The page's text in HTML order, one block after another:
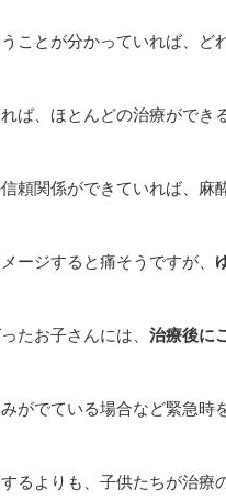
ことが分かっていれば、ど
ば、ほとんどの治療ができ
頼関係ができていれば、麻
ージすると痛そうですが、
たお子さんには、 治療後に
がでている場合など緊急時
るよりも、子供たちが治療